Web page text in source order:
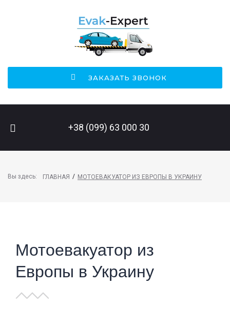
ЗАКАЗАТЬ ЗВОНОК
+38 (099) 63 000 30
Вы здесь: ГЛАВНАЯ / МОТОЕВАКУАТОР ИЗ ЕВРОПЫ В УКРАИНУ
Мотоевакуатор из
Европы в Украину
ПОИСК НА САЙТЕ